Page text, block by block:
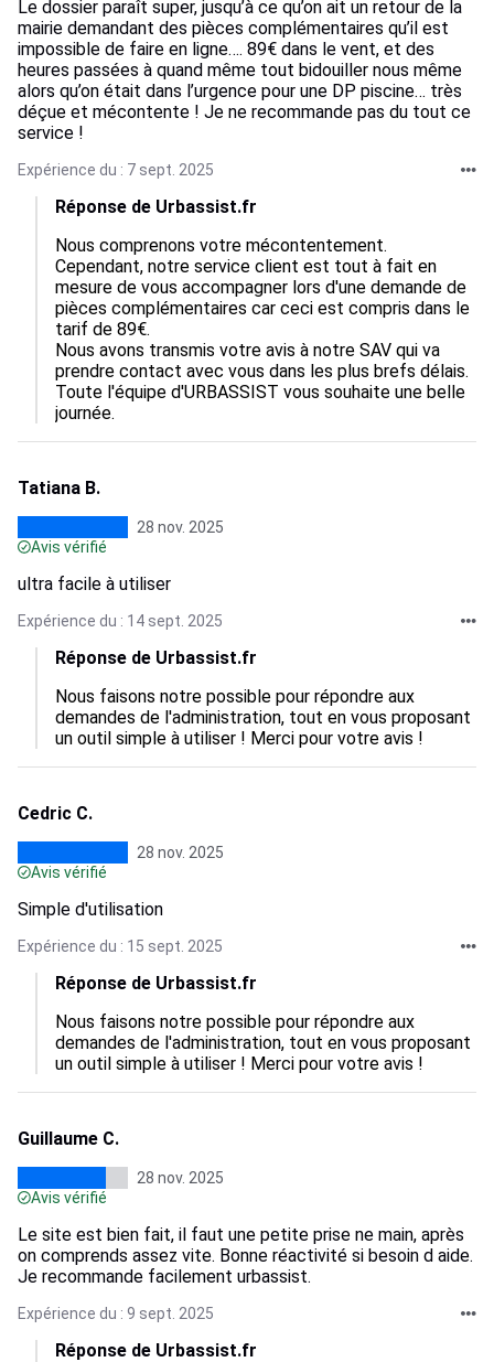
Le dossier paraît super, jusqu’à ce qu’on ait un retour de la
mairie demandant des pièces complémentaires qu’il est
impossible de faire en ligne…. 89€ dans le vent, et des
heures passées à quand même tout bidouiller nous même
alors qu’on était dans l’urgence pour une DP piscine… très
déçue et mécontente ! Je ne recommande pas du tout ce
service !
Expérience du : 7 sept. 2025
Réponse de Urbassist.fr
Nous comprenons votre mécontentement.
Cependant, notre service client est tout à fait en
mesure de vous accompagner lors d'une demande de
pièces complémentaires car ceci est compris dans le
tarif de 89€.
Nous avons transmis votre avis à notre SAV qui va
prendre contact avec vous dans les plus brefs délais.
Toute l'équipe d'URBASSIST vous souhaite une belle
journée.
Tatiana B.
28 nov. 2025
Avis vérifié
ultra facile à utiliser
Expérience du : 14 sept. 2025
Réponse de Urbassist.fr
Nous faisons notre possible pour répondre aux
demandes de l'administration, tout en vous proposant
un outil simple à utiliser ! Merci pour votre avis !
Cedric C.
28 nov. 2025
Avis vérifié
Simple d'utilisation
Expérience du : 15 sept. 2025
Réponse de Urbassist.fr
Nous faisons notre possible pour répondre aux
demandes de l'administration, tout en vous proposant
un outil simple à utiliser ! Merci pour votre avis !
Guillaume C.
28 nov. 2025
Avis vérifié
Le site est bien fait, il faut une petite prise ne main, après
on comprends assez vite. Bonne réactivité si besoin d aide.
Je recommande facilement urbassist.
Expérience du : 9 sept. 2025
Réponse de Urbassist.fr